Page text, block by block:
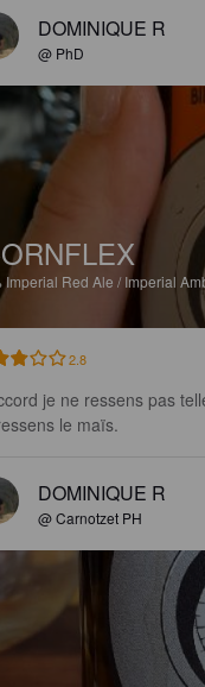
DOMINIQUE R
@ PhD
Imperial Red Ale / Imperial
2.8
je ne ressens pas
le maïs.
DOMINIQUE R
@ Carnotzet PH